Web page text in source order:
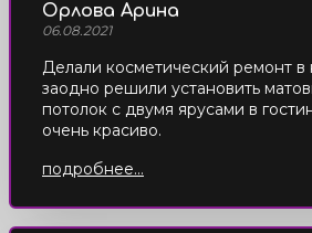
Орлова Арина
06.08.2021
Делали косметический ремонт в
заодно решили установить
потолок с двумя ярусами в
очень красиво.
подробнее...